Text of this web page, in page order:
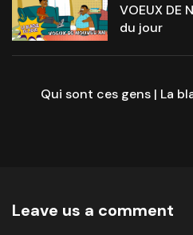
VOEUX DE
du jour
Qui sont ces gens | La
Leave us a comment